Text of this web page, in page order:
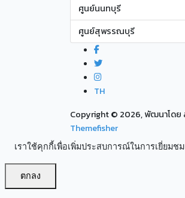
ศูนย์นนทบุรี
ศูนย์สุพรรณบุรี
TH
Copyright © 2026, พัฒนาโดย
Themefisher
เราใช้คุกกี้เพื่อเพิ่มประสบการณ์ในการเยี่ย
ตกลง